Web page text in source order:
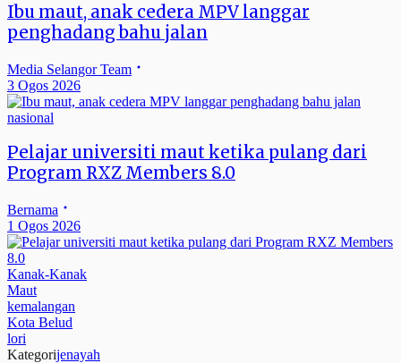
Ibu maut, anak cedera MPV langgar
penghadang bahu jalan
Media Selangor Team
3 Ogos 2026
nasional
Pelajar universiti maut ketika pulang dari
Program RXZ Members 8.0
Bernama
1 Ogos 2026
Kanak-Kanak
Maut
kemalangan
Kota Belud
lori
Kategorijenayah